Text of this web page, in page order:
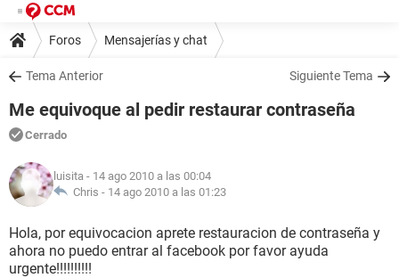
Foros Mensajerías y chat
Tema Anterior Siguiente Tema
Me equivoque al pedir restaurar contraseña
Cerrado
luisita - 14 ago 2010 a las 00:04
Chris - 14 ago 2010 a las 01:23
Hola, por equivocacion aprete restauracion de contraseña y
ahora no puedo entrar al facebook por favor ayuda
urgente!!!!!!!!!!